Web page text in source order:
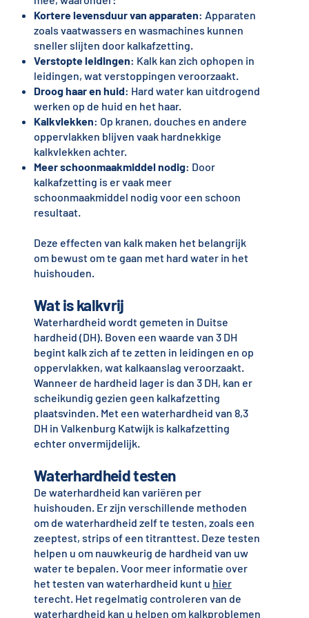
Kortere levensduur van apparaten: Apparaten
zoals vaatwassers en wasmachines kunnen
sneller slijten door kalkafzetting.
Verstopte leidingen: Kalk kan zich ophopen in
leidingen, wat verstoppingen veroorzaakt.
Droog haar en huid: Hard water kan uitdrogend
werken op de huid en het haar.
Kalkvlekken: Op kranen, douches en andere
oppervlakken blijven vaak hardnekkige
kalkvlekken achter.
Meer schoonmaakmiddel nodig: Door
kalkafzetting is er vaak meer
schoonmaakmiddel nodig voor een schoon
resultaat.
Deze effecten van kalk maken het belangrijk
om bewust om te gaan met hard water in het
huishouden.
Wat is kalkvrij
Waterhardheid wordt gemeten in Duitse
hardheid (DH). Boven een waarde van 3 DH
begint kalk zich af te zetten in leidingen en op
oppervlakken, wat kalkaanslag veroorzaakt.
Wanneer de hardheid lager is dan 3 DH, kan er
scheikundig gezien geen kalkafzetting
plaatsvinden. Met een waterhardheid van 8,3
DH in Valkenburg Katwijk is kalkafzetting
echter onvermijdelijk.
Waterhardheid testen
De waterhardheid kan variëren per
huishouden. Er zijn verschillende methoden
om de waterhardheid zelf te testen, zoals een
zeeptest, strips of een titranttest. Deze testen
helpen u om nauwkeurig de hardheid van uw
water te bepalen. Voor meer informatie over
het testen van waterhardheid kunt u hier
terecht. Het regelmatig controleren van de
waterhardheid kan u helpen om kalkproblemen